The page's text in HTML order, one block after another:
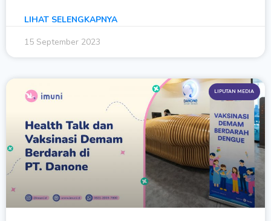
LIHAT SELENGKAPNYA
15 September 2023
LIPUTAN MEDIA